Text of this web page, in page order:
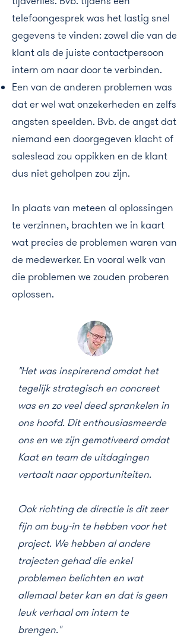
telefoongesprek was het lastig snel
gegevens te vinden: zowel die van de
klant als de juiste contactpersoon
intern om naar door te verbinden.
Een van de anderen problemen was
dat er wel wat onzekerheden en zelfs
angsten speelden. Bvb. de angst dat
niemand een doorgegeven klacht of
saleslead zou oppikken en de klant
dus niet geholpen zou zijn.
In plaats van meteen al oplossingen
te verzinnen, brachten we in kaart
wat precies de problemen waren van
de medewerker. En vooral welk van
die problemen we zouden proberen
oplossen.
"Het was inspirerend omdat het
tegelijk strategisch en concreet
was en zo veel deed sprankelen in
ons hoofd. Dit enthousiasmeerde
ons en we zijn gemotiveerd omdat
Kaat en team de uitdagingen
vertaalt naar opportuniteiten.
Ook richting de directie is dit zeer
fijn om buy-in te hebben voor het
project. We hebben al andere
trajecten gehad die enkel
problemen belichten en wat
allemaal beter kan en dat is geen
leuk verhaal om intern te
brengen."